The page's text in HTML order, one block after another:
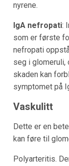
nyrene.
IgA nefropati:
som er første
nefropati
seg i glomeruli,
skaden kan
symptomet på
Vaskulitt
Dette er en
kan føre til
Polyarteritis.